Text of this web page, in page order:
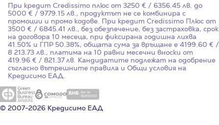
При кредит Credissimo плюс от 3250 € / 6356.45 лв. до
5000 € / 9779.15 лв., продуктът не се комбинира с
промоции и промо кодове. При кредит Credissimo Плюс от
3500 € / 6845.41 лв., без обезпечение, без застраховка, срок
на договора 10 месеца, при фиксирана годишна лихва
41.50% и ГПР 50.38%, общата сума за връщане е 4199.60 € /
8 213.73 лв., платима на 10 равни месечни вноски от
419.96 € / 821.37 лв. Кандидатите подлежат на одобрение
съгласно вътрешните правила и Общи условия на
Кредисимо ЕАД.
© 2007-2026 Кредисимо ЕАД